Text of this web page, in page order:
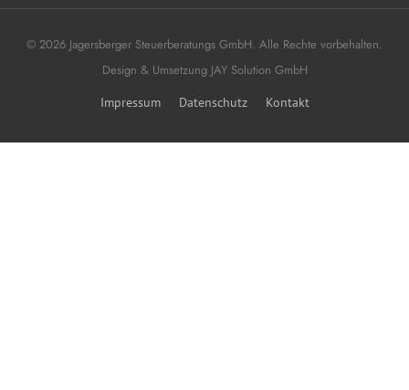
© 2026 Jagersberger Steuerberatungs GmbH. Alle Rechte vorbehalten.
Design & Umsetzung JAY Solution GmbH
Impressum Datenschutz Kontakt